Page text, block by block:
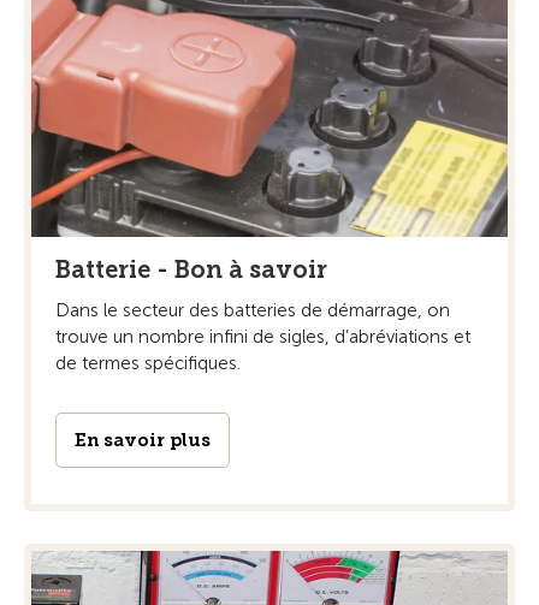
Batterie - Bon à savoir
Dans le secteur des batteries de démarrage, on
trouve un nombre infini de sigles, d’abréviations et
de termes spécifiques.
En savoir plus